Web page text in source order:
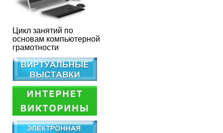
Цикл занятий по
основам компьютерной
грамотности